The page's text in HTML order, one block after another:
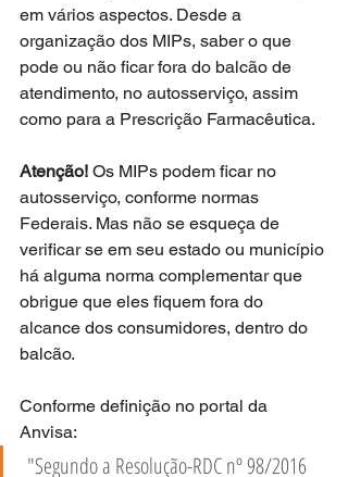
em vários aspectos. Desde a
organização dos MIPs, saber o que
pode ou não ficar fora do balcão de
atendimento, no autosserviço, assim
como para a Prescrição Farmacêutica.
Atenção! Os MIPs podem ficar no
autosserviço, conforme normas
Federais. Mas não se esqueça de
verificar se em seu estado ou município
há alguma norma complementar que
obrigue que eles fiquem fora do
alcance dos consumidores, dentro do
balcão.
Conforme definição no portal da
Anvisa: